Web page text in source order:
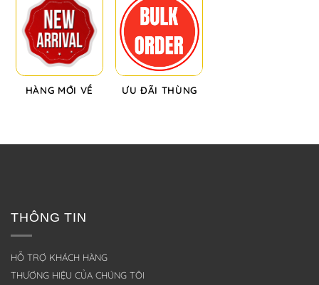
HÀNG MỚI VỀ ƯU ĐÃI THÙNG
THÔNG TIN
HỖ TRỢ KHÁCH HÀNG
THƯƠNG HIỆU CỦA CHÚNG TÔI